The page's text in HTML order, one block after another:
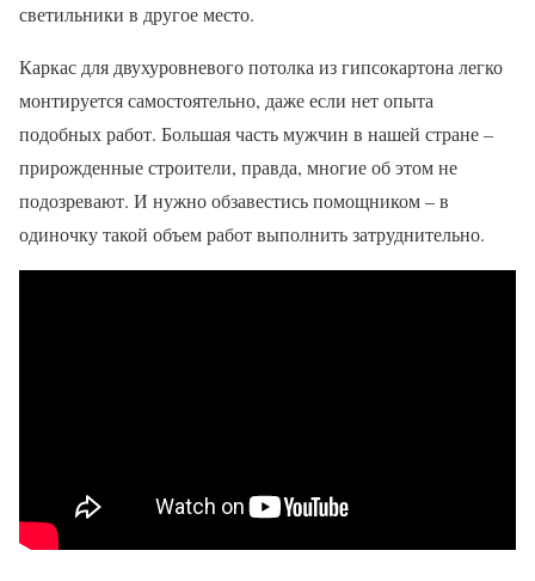
светильники в другое место.
Каркас для двухуровневого потолка из гипсокартона легко
монтируется самостоятельно, даже если нет опыта
подобных работ. Большая часть мужчин в нашей стране –
прирожденные строители, правда, многие об этом не
подозревают. И нужно обзавестись помощником – в
одиночку такой объем работ выполнить затруднительно.